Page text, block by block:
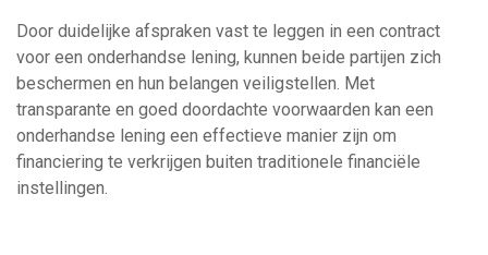
Door duidelijke afspraken vast te leggen in een contract
voor een onderhandse lening, kunnen beide partijen zich
beschermen en hun belangen veiligstellen. Met
transparante en goed doordachte voorwaarden kan een
onderhandse lening een effectieve manier zijn om
financiering te verkrijgen buiten traditionele financiële
instellingen.